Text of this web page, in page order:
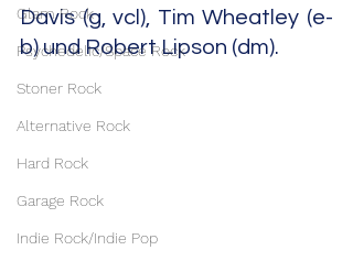
Glam Rock
Psychedelic/Space Rock
Stoner Rock
Alternative Rock
Hard Rock
Garage Rock
Indie Rock/Indie Pop
Davis (g, vcl), Tim Wheatley (e-
b) und Robert Lipson (dm).